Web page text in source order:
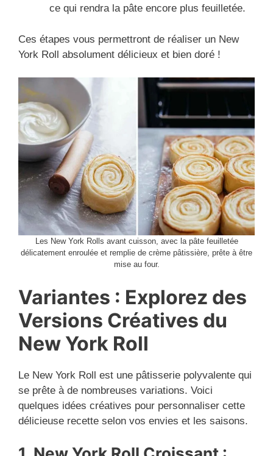
ce qui rendra la pâte encore plus feuilletée.
Ces étapes vous permettront de réaliser un New
York Roll absolument délicieux et bien doré !
Les New York Rolls avant cuisson, avec la pâte feuilletée
délicatement enroulée et remplie de crème pâtissière, prête à être
mise au four.
Variantes : Explorez des
Versions Créatives du
New York Roll
Le New York Roll est une pâtisserie polyvalente qui
se prête à de nombreuses variations. Voici
quelques idées créatives pour personnaliser cette
délicieuse recette selon vos envies et les saisons.